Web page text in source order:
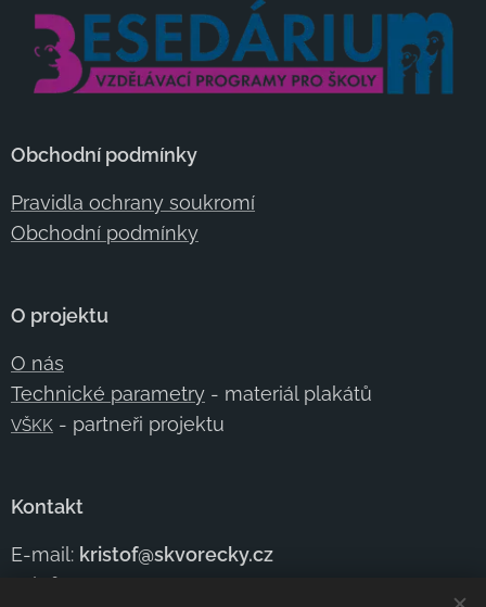
Obchodní podmínky
Pravidla ochrany soukromí
Obchodní podmínky
O projektu
O nás
Technické parametry - materiál plakátů
VŠKK - partneři projektu
Kontakt
E-mail: kristof@skvorecky.cz
Telefon: